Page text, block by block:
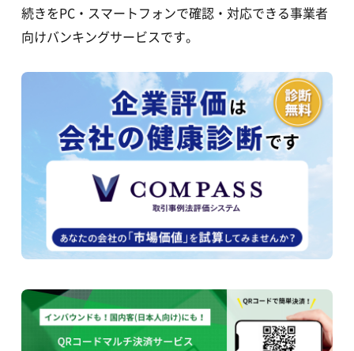
続きをPC・スマートフォンで確認・対応できる事業者
向けバンキングサービスです。